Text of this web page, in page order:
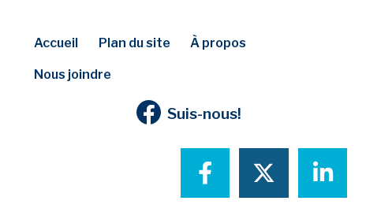
Accueil Plan du site À propos
Nous joindre
Suis-nous!
Partager sur